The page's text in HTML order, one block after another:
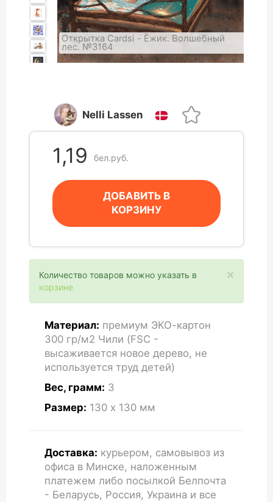
Открытка Cardsi - Ёжик. Волшебный
лес. №3164
Nelli Lassen
1,19 бел.руб.
ДОБАВИТЬ В
КОРЗИНУ
×
Количество товаров можно указать в
корзине
Материал: премиум ЭКО-картон
300 гр/м2 Чили (FSC -
высаживается новое дерево, не
используется труд детей)
Вес, грамм: 3
Размер: 130 x 130 мм
Доставка: курьером, самовывоз из
офиса в Минске, наложенным
платежем либо посылкой Белпочта
- Беларусь, Россия, Украина и все